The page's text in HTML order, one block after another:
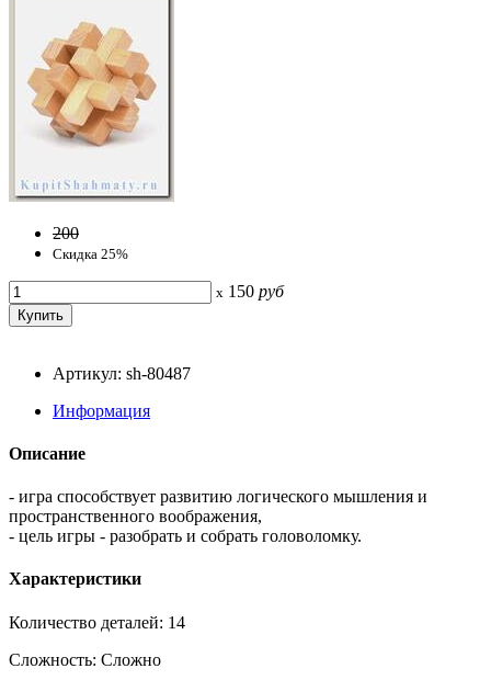
200
Скидка 25%
x 150 руб
Артикул: sh-80487
Информация
Описание
- игра способствует развитию логического мышления и
пространственного воображения,
- цель игры - разобрать и собрать головоломку.
Характеристики
Количество деталей: 14
Сложность: Сложно